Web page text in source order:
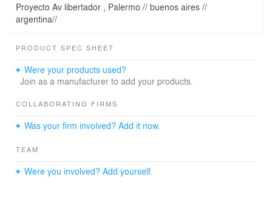
Proyecto Av libertador , Palermo // buenos aires //
argentina//
PRODUCT SPEC SHEET
Were your products used?
Join as a manufacturer to add your products.
COLLABORATING FIRMS
Was your firm involved? Add it now.
TEAM
Were you involved? Add yourself.